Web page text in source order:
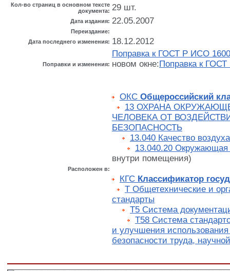
Кол-во страниц в основном тексте
документа: 29 шт.
Дата издания: 22.05.2007
Переиздание:
Дата последнего изменения: 18.12.2012
Поправки и изменения:
Поправка к ГОСТ Р ИСО
новом окне: Поправка к
Расположен в:
ОКС Общероссийский
13 ОХРАНА
ЧЕЛОВЕКА ОТ
БЕЗОПАСНОСТЬ
13.040 Качество воздуха
13.040.20
внутри помещения)
КГС Классификатор
Т Общетехнические и
стандарты
Т5 Система
Т58 Система
и улучшения
безопасности труда,